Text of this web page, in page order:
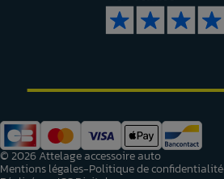
© 2026 Attelage accessoire auto
Mentions légales Politique de confidentialité